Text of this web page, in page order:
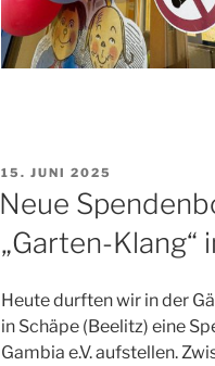
VERÖFFENTLICHT
AM
15. JUNI 2025
Neue
„Garten-Klang“
Heute durften wir in der
in Schäpe (Beelitz) eine
Gambia e.V. aufstellen.